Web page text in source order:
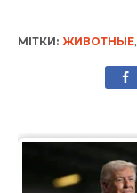
МІТКИ: ЖИВОТНЫЕ,